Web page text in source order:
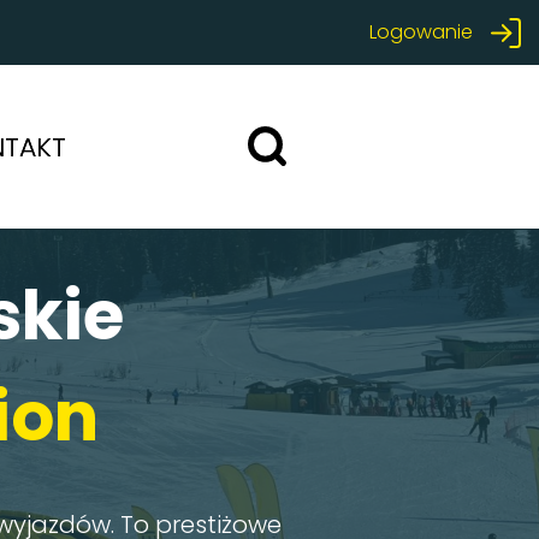
Logowanie
0
To prestiżowe